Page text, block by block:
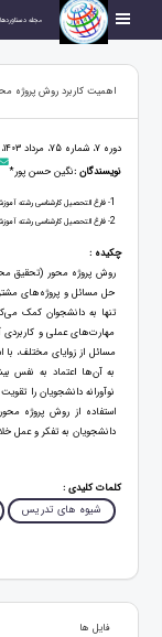
مجله
اهمیت کاربرد روش پروژه
دوره 7، شماره 75، مرداد 1403، صفحات 105 - 118
نویسندگان :نگین حسن پور*
1- فارغ التحصیل کارشناسی رشته
2- فارغ التحصیل کارشناسی رشته
چکیده :
روش پروژه محور (تحقیق
حل مسائل و پروژه‌های
تنها به دانشجوان کمک
مهارت‌های عملی و کاربردی
مسائل از زوایای مختلف، با
به آن‌ها اعتماد به نفس
نوآورانه دانشجویان را
استفاده از روش پروژه
دانشجویان به تفکر و عمل
کلمات کلیدی :
شیوه های تدریس
فایل ها